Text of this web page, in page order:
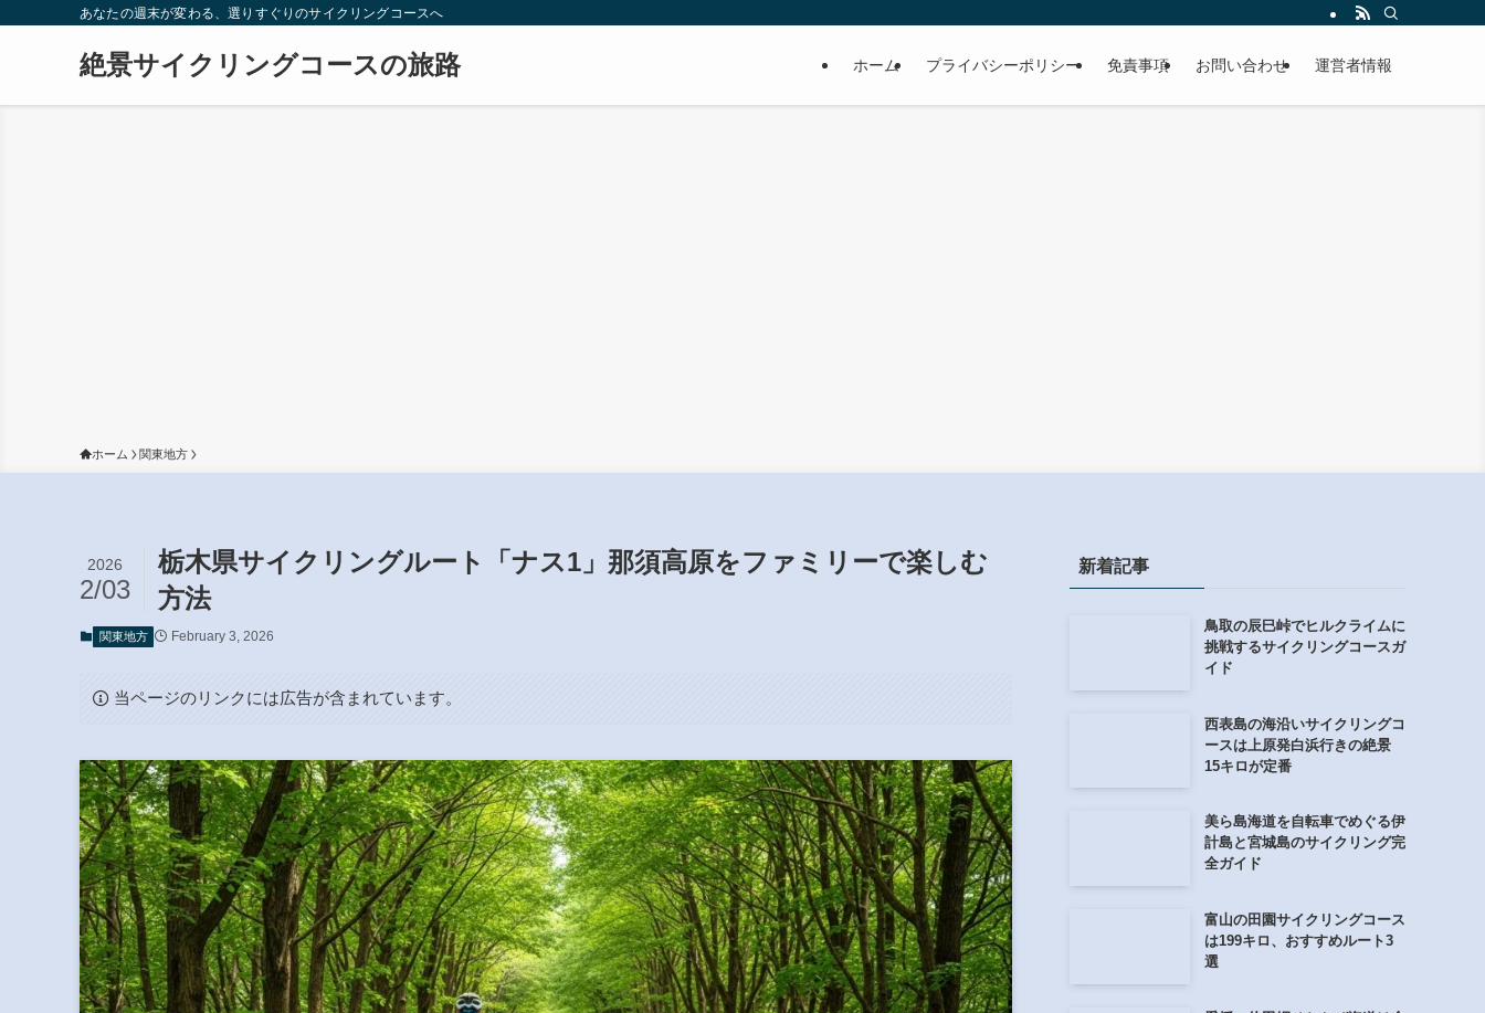
あなたの週末が変わる、選りすぐりのサイクリングコースへ
絶景サイクリングコースの旅路 ホーム プライバシーポリシー 免責事項 お問い合わせ 運営者情報
ホーム 関東地方
栃木県サイクリングルート「ナス1」那須高原をファミリーで楽しむ
方法
2026
2/03
関東地方 February 3, 2026
当ページのリンクには広告が含まれています。
新着記事
鳥取の辰巳峠でヒルクライムに
挑戦するサイクリングコースガ
イド
西表島の海沿いサイクリングコ
ースは上原発白浜行きの絶景
15キロが定番
美ら島海道を自転車でめぐる伊
計島と宮城島のサイクリング完
全ガイド
富山の田園サイクリングコース
は199キロ、おすすめルート3
選